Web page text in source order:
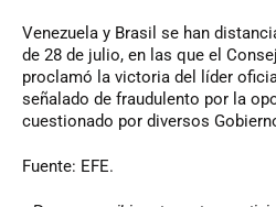
Venezuela y Brasil se han
de 28 de julio, en las que el
proclamó la victoria del líder
señalado de fraudulento por la
cuestionado por diversos
Fuente: EFE.